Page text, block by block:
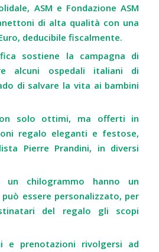
ASM e Fondazione ASM
di alta qualità con una
deducibile fiscalmente.
sostiene la campagna di
alcuni ospedali italiani di
di salvare la vita ai bambini
solo ottimi, ma offerti in
regalo eleganti e festose,
Pierre Prandini, in diversi
chilogrammo hanno un
può essere personalizzato, per
del regalo gli scopi
e prenotazioni rivolgersi ad